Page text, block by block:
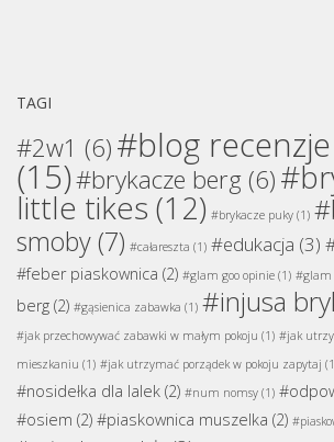
TAGI
#2w1 (6) #blog
(15)#brykacze berg (6)
little tikes (12) #brykacze puky (1)
smoby(7) #całareszta (1) #edukacja (3)
#feber piaskownica (2) #glam goo opinie (1) #glam
berg (2) #gąsienica zabawka (1) #injusa
#jak przechowywać zabawki w małym pokoju (1) #jak
mieszkaniu (1) #jak utrzymać porządek w pokoju zapytaj
#nosidełka dla lalek (2) #num nomsy (1)
#osiem (2) #piaskownica muszelka (2)